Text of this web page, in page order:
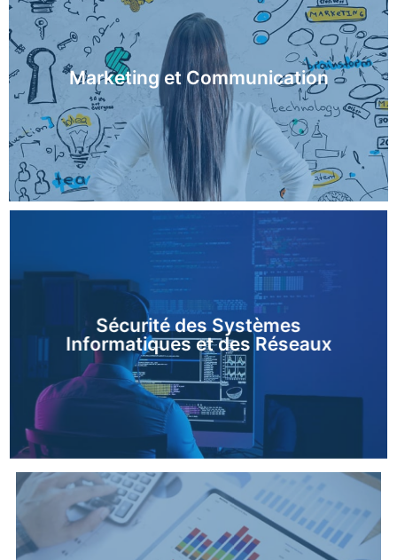
En savoir plus
Marketing et Communication
En savoir plus
Sécurité des Systèmes
Informatiques et des Réseaux